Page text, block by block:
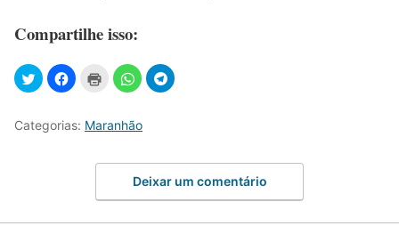
Compartilhe isso:
Categorias: Maranhão
Deixar um comentário